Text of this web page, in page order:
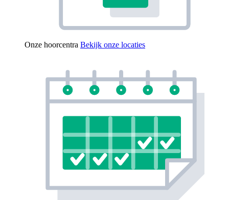
Onze hoorcentra Bekijk onze locaties